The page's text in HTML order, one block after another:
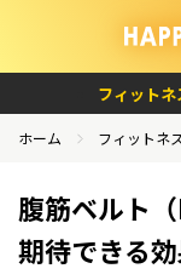
フィットネ
ホーム フィットネス
腹筋ベルト
期待できる